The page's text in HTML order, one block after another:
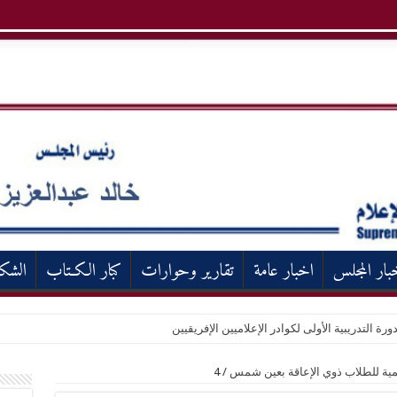
المجلس اخبار عامة تقارير وحوارات كبار الكـتاب
التدريبية الأولى لكوادر الإعلاميين الإفريقيين
للطلاب ذوي الإعاقة بعين شمس /
4